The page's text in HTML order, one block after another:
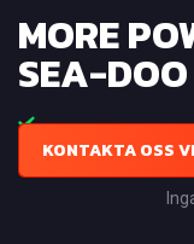
MORE
SEA-
KONTAKTA OSS